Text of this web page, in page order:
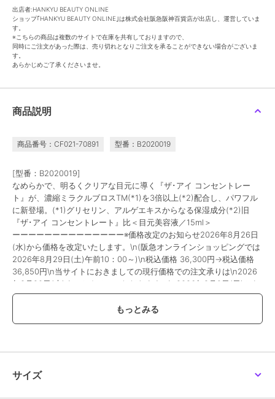
出店者:HANKYU BEAUTY ONLINE
ショップ｢HANKYU BEAUTY ONLINE｣は株式会社阪急阪神百貨店が出店し、運営していま
す。
※こちらの商品は複数のサイトで在庫を共有しておりますので、
同時にご注文があった際は、売り切れとなりご注文を承ることができない場合がございま
す。
あらかじめご了承くださいませ。
商品説明
商品番号：CF021-70891 型番：B2020019
[型番：B2020019]
なめらかで、明るくクリアな目元に導く『ザ･アイ コンセントレー
ト』が、濃縮ミラクルブロスTM(*1)を3倍以上(*2)配合し、パワフル
に新登場。(*1)グリセリン、アルゲエキスからなる保湿成分(*2)旧
『ザ･アイ コンセントレート』比＜目元美容液／15ml＞
ーーーーーーーーーーーーーー※価格改定のお知らせ2026年8月26日
(水)から価格を改定いたします。\n(阪急オンラインショッピングでは
2026年8月29日(土)午前10：00～)\n税込価格 36,300円→税込価格
36,850円\n当サイトにおきましての現行価格での注文承りは\n2026
年8月20日(木)までとさせていただきます。\n2026年8月9日(日)から
2026年8月20日(木)は、こちらで掲載の商品につきまして\nお届け日
のご指定をお伺いする事ができません。\nまた、お支払方法につきま
しては、\nクレジットカード・Amazon Payのみとなります。\n店頭
サイズ